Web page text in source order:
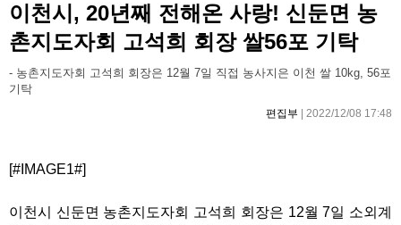
이천시, 20년째 전해온 사랑! 신둔면 농
촌지도자회 고석희 회장 쌀56포 기탁
- 농촌지도자회 고석희 회장은 12월 7일 직접 농사지은 이천 쌀 10kg, 56포
기탁
편집부 | 2022/12/08 17:48
[#IMAGE1#]
이천시 신둔면 농촌지도자회 고석희 회장은 12월7일 소외계